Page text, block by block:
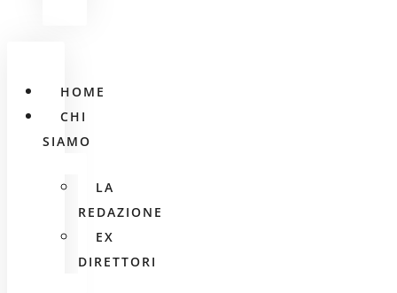
HOME
CHI
SIAMO
LA
REDAZIONE
EX
DIRETTORI